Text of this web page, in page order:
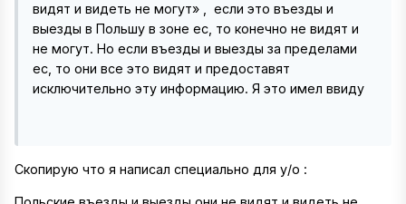
видят и видеть не могут» , если это въезды и
выезды в Польшу в зоне ес, то конечно не видят и
не могут. Но если въезды и выезды за пределами
ес, то они все это видят и предоставят
исключительно эту информацию. Я это имел ввиду
Скопирую что я написал специально для у/о :